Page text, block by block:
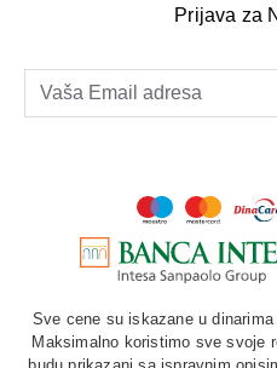
Prijava za
Sve cene su iskazane u
Maksimalno koristimo sve svoje